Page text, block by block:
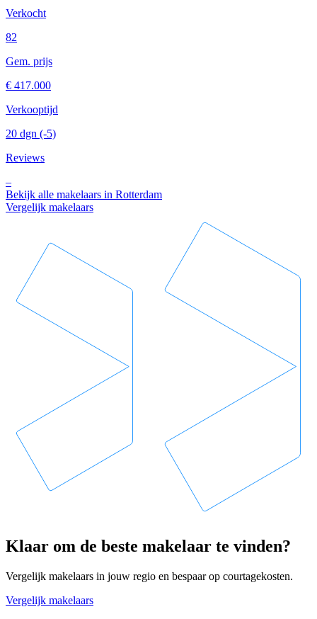
Verkocht
82
Gem. prijs
€ 417.000
Verkooptijd
20 dgn (-5)
Reviews
–
Bekijk alle makelaars in Rotterdam
Vergelijk makelaars
Klaar om de beste makelaar te vinden?
Vergelijk makelaars in jouw regio en bespaar op courtagekosten.
Vergelijk makelaars